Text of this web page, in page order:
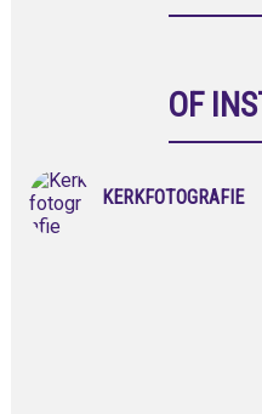
OF
KERKFOTOGRAFIE